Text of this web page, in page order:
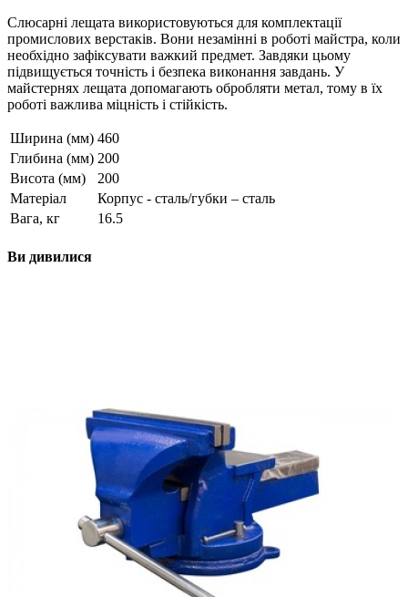
Слюсарні лещата використовуються для комплектації
промислових верстаків. Вони незамінні в роботі майстра, коли
необхідно зафіксувати важкий предмет. Завдяки цьому
підвищується точність і безпека виконання завдань. У
майстернях лещата допомагають обробляти метал, тому в їх
роботі важлива міцність і стійкість.
Ширина (мм) 460
Глибина (мм) 200
Висота (мм)
200
Матеріал
Корпус - сталь/губки – сталь
Вага, кг
16.5
Ви дивилися